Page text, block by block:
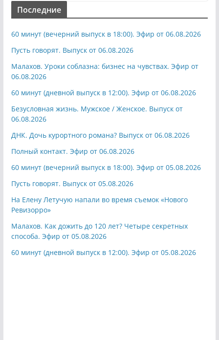
Последние
60 минут (вечерний выпуск в 18:00). Эфир от 06.08.2026
Пусть говорят. Выпуск от 06.08.2026
Малахов. Уроки соблазна: бизнес на чувствах. Эфир от
06.08.2026
60 минут (дневной выпуск в 12:00). Эфир от 06.08.2026
Безусловная жизнь. Мужское / Женское. Выпуск от
06.08.2026
ДНК. Дочь курортного романа? Выпуск от 06.08.2026
Полный контакт. Эфир от 06.08.2026
60 минут (вечерний выпуск в 18:00). Эфир от 05.08.2026
Пусть говорят. Выпуск от 05.08.2026
На Елену Летучую напали во время съемок «Нового
Ревизорро»
Малахов. Как дожить до 120 лет? Четыре секретных
способа. Эфир от 05.08.2026
60 минут (дневной выпуск в 12:00). Эфир от 05.08.2026